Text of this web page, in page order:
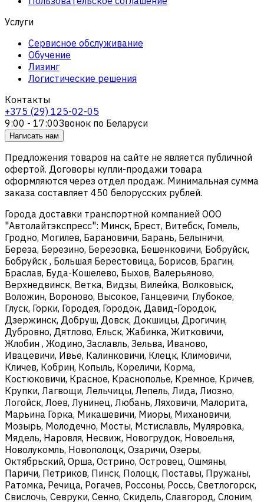
Услуги
Сервисное обслуживание
Обучение
Лизинг
Логистические решения
Контакты
+375 (29) 125-02-05
9:00 - 17:00Звонок по Беларуси
Написать нам
Предложения товаров на сайте не является публичной
офертой. Договоры купли-продажи товара
оформляются через отдел продаж. Минимальная сумма
заказа составляет 450 белорусских рублей.
Города доставки транспортной компанией ООО
"Автолайтэкспресс": Минск, Брест, Витебск, Гомель,
Гродно, Могилев, Барановичи, Барань, Белыничи,
Береза, Березино, Березовка, Бешенковичи, Бобруйск,
Бобруйск , Большая Берестовица, Борисов, Брагин,
Браслав, Буда-Кошелево, Быхов, Валерьяново,
Верхнедвинск, Ветка, Видзы, Вилейка, Волковыск,
Воложин, Вороново, Высокое, Ганцевичи, Глубокое,
Глуск, Горки, Городея, Городок, Давид-Городок,
Дзержинск, Добруш, Довск, Докшицы, Дрогичин,
Дубровно, Дятлово, Ельск, Жабинка, Житковичи,
Жлобин , Жодино, Заславль, Зельва, Иваново,
Ивацевичи, Ивье, Калинковичи, Клецк, Климовичи,
Кличев, Кобрин, Копыль, Кореличи, Корма,
Костюковичи, Красное, Краснополье, Кремное, Кричев,
Крупки, Лагвощи, Лельчицы, Лепель, Лида, Лиозно,
Логойск, Лоев, Лунинец, Любань, Ляховичи, Малорита,
Марьина Горка, Микашевичи, Миоры, Михановичи,
Мозырь, Молодечно, Мосты, Мстиславль, Муляровка,
Мядель, Наровля, Несвиж, Новогрудок, Новоельня,
Новолукомль, Новополоцк, Озаричи, Озеры,
Октябрьский, Орша, Острино, Островец, Ошмяны,
Паричи, Петриков, Пинск, Полоцк, Поставы, Пружаны,
Ратомка, Речица, Рогачев, Россоны, Россь, Светлогорск,
Свислочь, Севруки, Сенно, Скидель, Славгород, Слоним,